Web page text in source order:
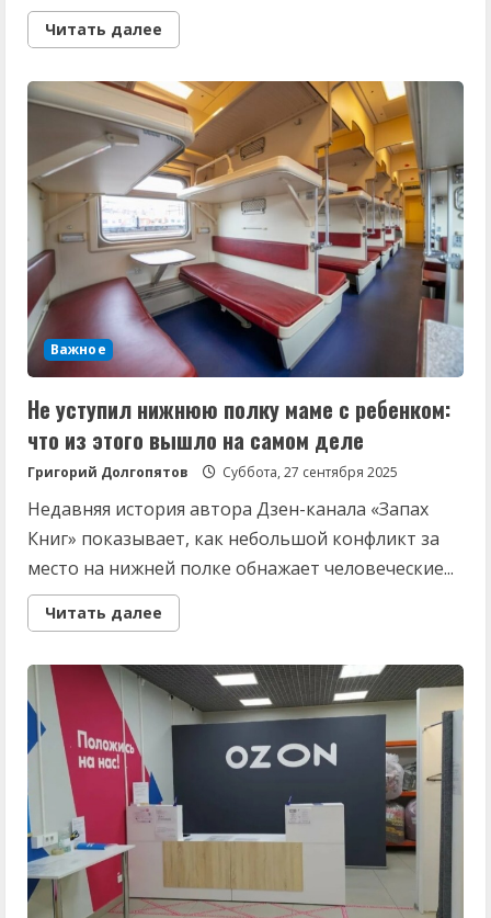
Читать далее
more
вещи
в
«Фикс
Прайс»
точно
не
стоит
покупать:
полный
список
Важное
Не уступил нижнюю полку маме с ребенком:
что из этого вышло⁠⁠ на самом деле
Григорий Долгопятов Суббота, 27 сентября 2025
Недавняя история автора Дзен-канала «Запах
Книг» показывает, как небольшой конфликт за
место на нижней полке обнажает человеческие...
Читать далее
more
уступил
нижнюю
полку
маме
ребенком:
что
из
этого
вышло⁠⁠
на
самом